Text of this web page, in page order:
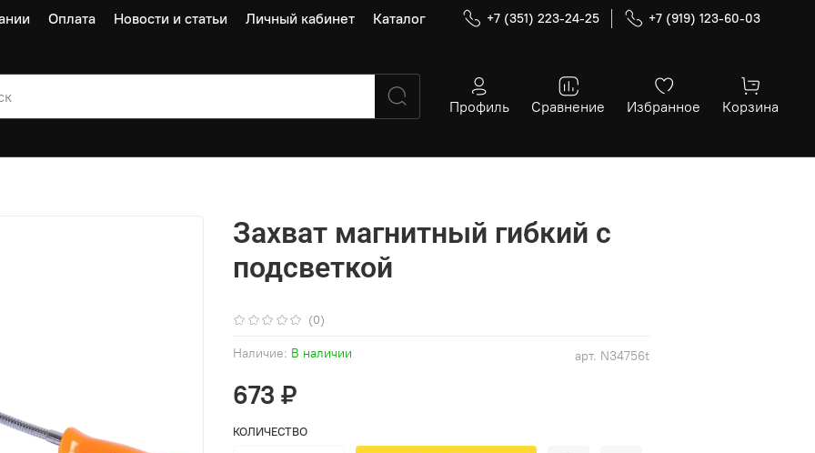
Оплата Новости и статьи Личный кабинет Каталог +7 (351) 223-24-25 +7 (919) 123-60-03
Профиль Сравнение Избранное Корзина
(0)
арт. N34756t
Наличие: В наличии
Захват магнитный гибкий с
подсветкой
673 ₽
КОЛИЧЕСТВО